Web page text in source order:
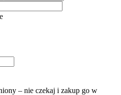
– nie czekaj i zakup go w